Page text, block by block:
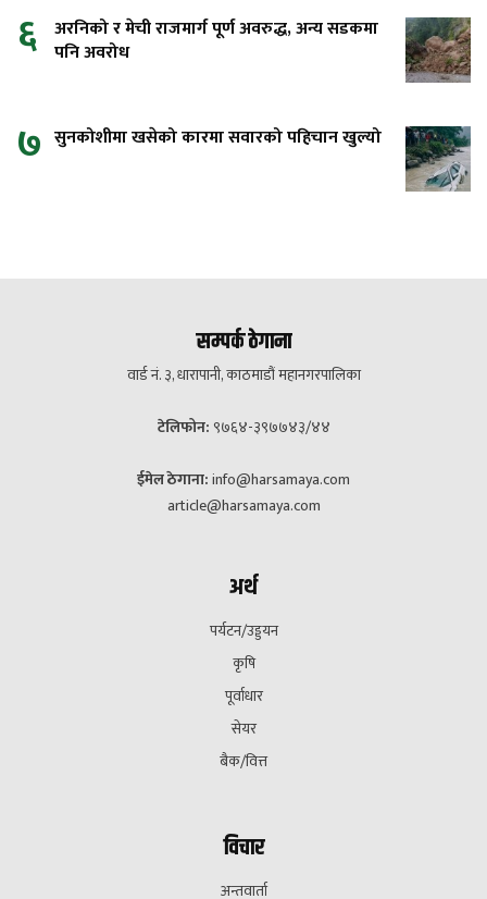
६ अरनिको र मेची राजमार्ग पूर्ण अवरुद्ध, अन्य सडकमा
पनि अवरोध
७ सुनकोशीमा खसेको कारमा सवारको पहिचान खुल्यो
सम्पर्क ठेगाना
वार्ड नं. ३, धारापानी, काठमाडौं महानगरपालिका
टेलिफोन: ९७६४-३९७७४३/४४
ईमेल ठेगाना:info@harsamaya.com
article@harsamaya.com
अर्थ
पर्यटन/उड्डयन
कृषि
पूर्वाधार
सेयर
बैक/वित्त
विचार
अन्तवार्ता